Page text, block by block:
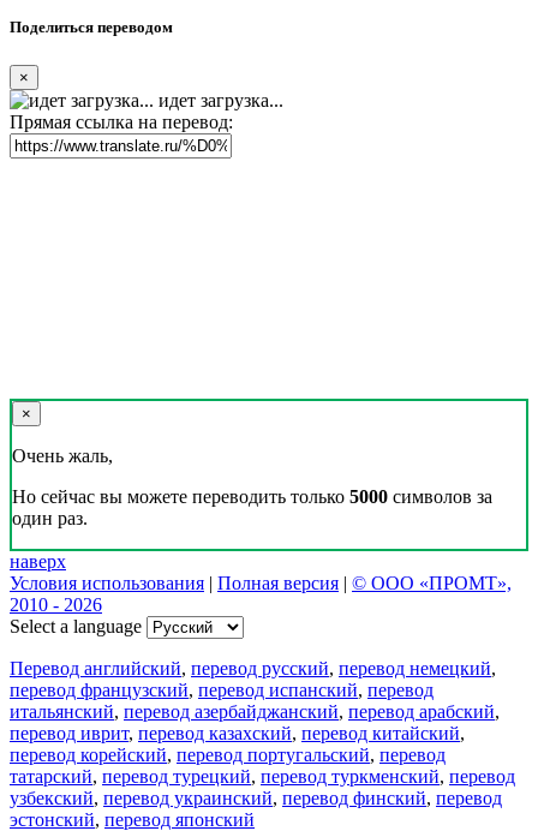
Поделиться переводом
×
идет загрузка...
Прямая ссылка на перевод:
×
Очень жаль,
Но сейчас вы можете переводить только 5000 символов за
один раз.
наверх
Условия использования | Полная версия | © ООО «ПРОМТ»,
2010 - 2026
Select a language
Перевод английский, перевод русский, перевод немецкий,
перевод французский, перевод испанский, перевод
итальянский, перевод азербайджанский, перевод арабский,
перевод иврит, перевод казахский, перевод китайский,
перевод корейский, перевод португальский, перевод
татарский, перевод турецкий, перевод туркменский, перевод
узбекский, перевод украинский, перевод финский, перевод
эстонский, перевод японский